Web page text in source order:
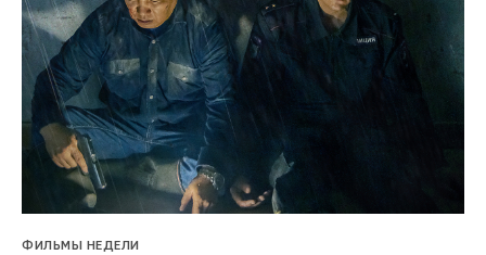
ФИЛЬМЫ НЕДЕЛИ